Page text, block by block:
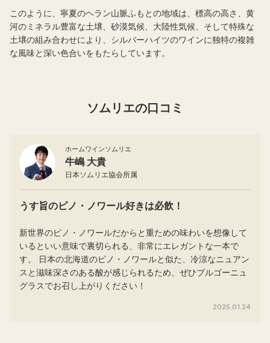
このように、寧夏のヘラン山脈ふもとの地域は、標高の高さ、黄
河のミネラル豊富な土壌、砂漠気候、大陸性気候、そして特殊な
土壌の組み合わせにより、シルバーハイツのワインに独特の複雑
な風味と深い色合いをもたらしています。
ソムリエの口コミ
ホームワインソムリエ
牛嶋 大貴
日本ソムリエ協会所属
うす旨のピノ・ノワール好きは必飲！
新世界のピノ・ノワールだからと重ための味わいを想像して
いるといい意味で裏切られる、非常にエレガントな一本で
す。 日本の北海道のピノ・ノワールと似た、冷涼なニュアン
スと滋味深さのある酸が感じられるため、ぜひブルゴーニュ
グラスでお召し上がりください！
2025.01.24